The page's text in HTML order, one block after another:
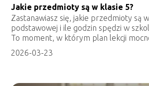
Jakie przedmioty są w klasie 5?
Zastanawiasz się, jakie przedmioty są
podstawowej i ile godzin spędzi w
To moment, w którym plan lekcji
2026-03-23